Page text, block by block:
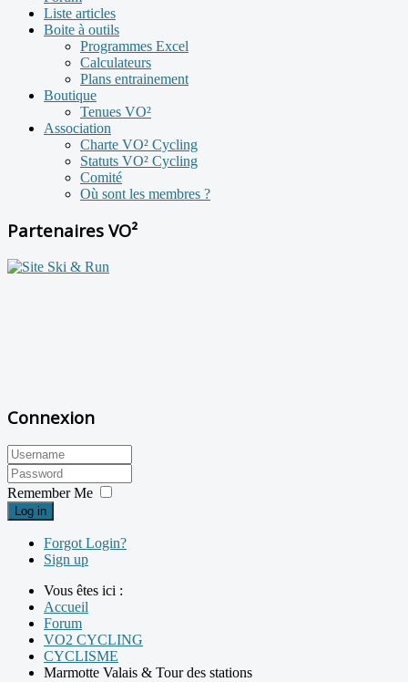
Liste articles
Boite à outils
Programmes Excel
Calculateurs
Plans entrainement
Boutique
Tenues VO²
Association
Charte VO² Cycling
Statuts VO² Cycling
Comité
Où sont les membres ?
Partenaires VO²
Connexion
Remember Me
Log in
Forgot Login?
Sign up
Vous êtes ici :
Accueil
Forum
VO2 CYCLING
CYCLISME
Marmotte Valais & Tour des stations